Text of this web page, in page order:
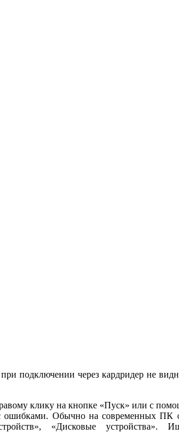
подключении через кардридер не
клику на кнопке «Пуск» или с
ошибками. Обычно на современных ПК
«Дисковые